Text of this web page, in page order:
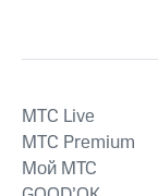
MTС Live
MTС Premium
Мой МТС